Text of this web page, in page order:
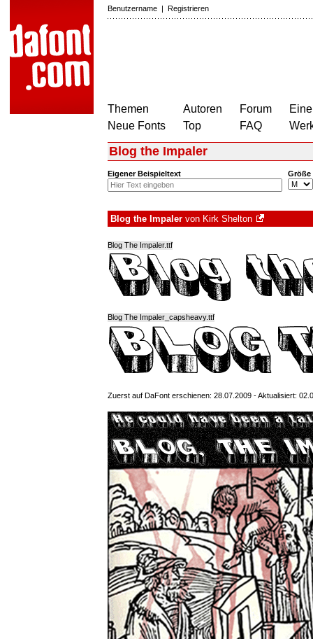
Benutzername | Registrieren
Themen
Neue Fonts
Autoren
Top
Forum
FAQ
Blog the Impaler
Eigener Beispieltext Größe
Blog the Impaler von Kirk Shelton
Blog The Impaler.ttf
Blog The Impaler_capsheavy.ttf
Zuerst auf DaFont erschienen: 28.07.2009 - Aktualisiert: